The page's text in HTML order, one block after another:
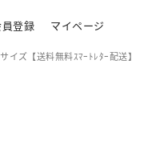
登録 マイページ
ズ【送料無料ｽﾏｰﾄﾚﾀｰ配送】